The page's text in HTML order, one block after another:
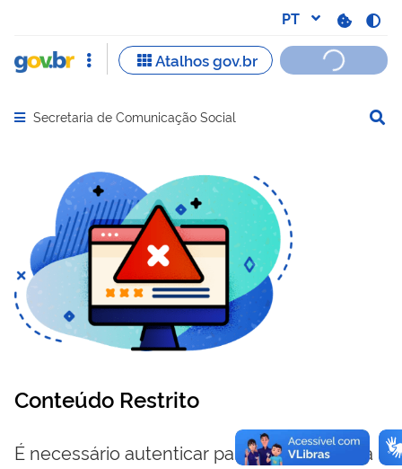
Abrir menu principal de navegação
Secretaria de Comunicação Social
Conteúdo Restrito
É necessário autenticar para visualizar essa